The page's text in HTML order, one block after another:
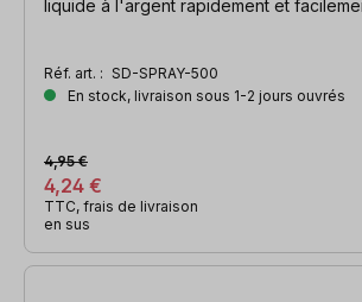
liquide à l'argent rapidement et
Réf. art. : SD-SPRAY-500
En stock, livraison sous 1-2 jours ouvrés
4,24 €
4,95 €
TTC, frais de livraison
en sus